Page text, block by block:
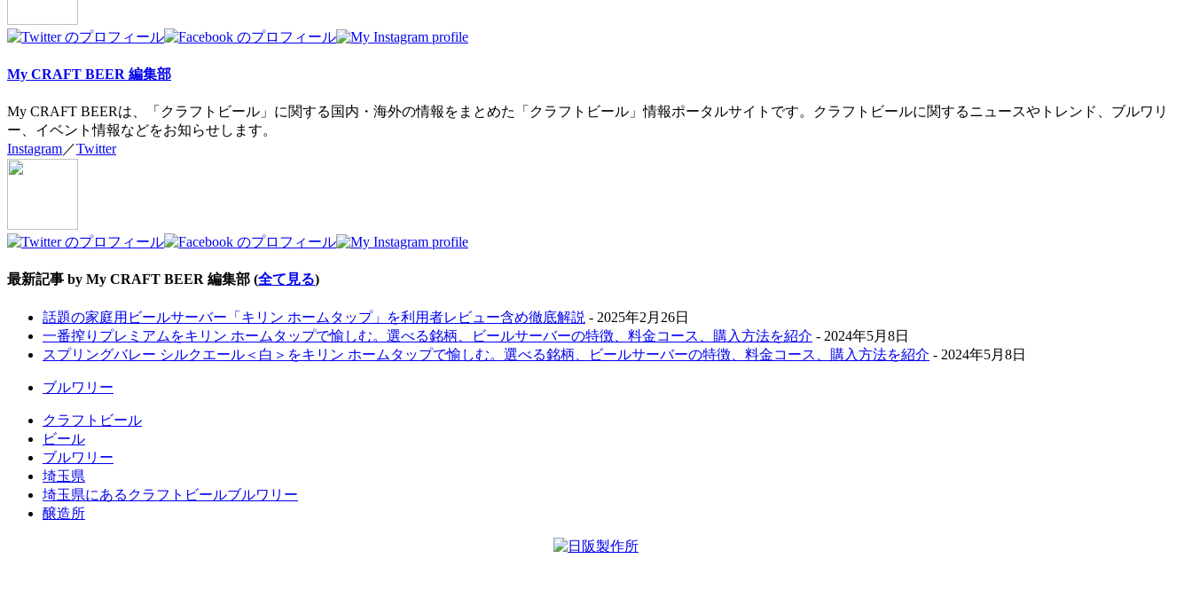
My CRAFT BEER 編集部
My CRAFT BEERは、「クラフトビール」に関する国内・海外の情報をまとめた「クラフトビール」情報ポータルサイトです。クラフトビールに関するニュースやトレンド、ブルワリ
ー、イベント情報などをお知らせします。
Instagram／Twitter
最新記事 by My CRAFT BEER 編集部 (全て見る)
話題の家庭用ビールサーバー「キリン ホームタップ」を利用者レビュー含め徹底解説 - 2025年2月26日
一番搾りプレミアムをキリン ホームタップで愉しむ。選べる銘柄、ビールサーバーの特徴、料金コース、購入方法を紹介 - 2024年5月8日
スプリングバレー シルクエール＜白＞をキリン ホームタップで愉しむ。選べる銘柄、ビールサーバーの特徴、料金コース、購入方法を紹介 - 2024年5月8日
ブルワリー
クラフトビール
ビール
ブルワリー
埼玉県
埼玉県にあるクラフトビールブルワリー
醸造所